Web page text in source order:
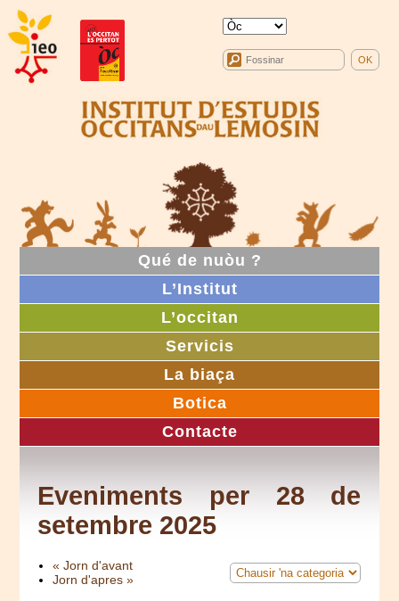
Qué de nuòu ?
L’Institut
L’occitan
Servicis
La biaça
Botica
Contacte
Eveniments per 28 de
setembre 2025
« Jorn d'avant
Jorn d'apres »